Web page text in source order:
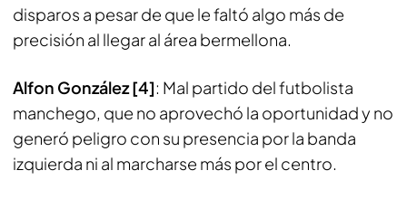
disparos a pesar de que le faltó algo más de
precisión al llegar al área bermellona.
Alfon González [4]: Mal partido del futbolista
manchego, que no aprovechó la oportunidad y no
generó peligro con su presencia por la banda
izquierda ni al marcharse más por el centro.